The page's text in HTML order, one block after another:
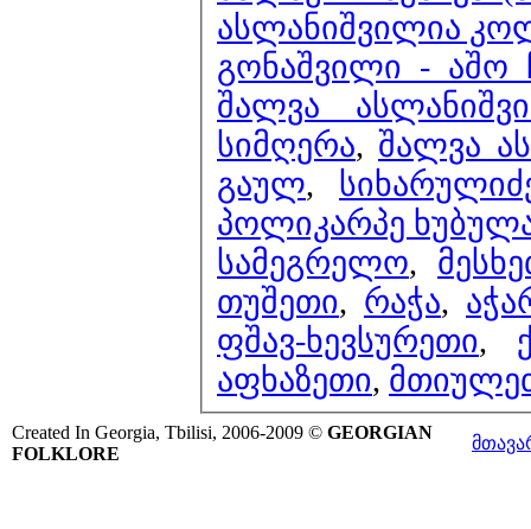
ასლანიშვილია
გონაშვილი - აშო
შალვა
სიმღერა, შალვა
გაულ,
პოლიკარპე
სამეგრელო,
თუშეთი, რაჭა,
ფშავ-ხევსურეთი,
აფხაზეთი,
Created In Georgia, Tbilisi, 2006-2009 © GEORGIAN
FOLKLORE